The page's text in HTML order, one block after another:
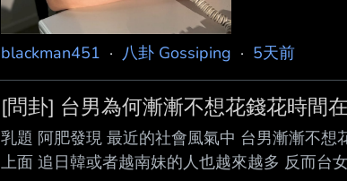
blackman451 · 八卦 Gossiping · 5天前
[問卦] 台男為何漸漸不想花錢花時間
乳題 阿肥發現 最近的社會風氣中 台男漸漸不
上面 追日韓或者越南妹的人也越來越多 反而台